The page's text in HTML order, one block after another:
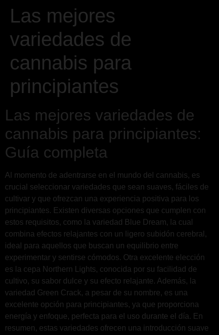
Las mejores
variedades de
cannabis para
principiantes
Las mejores variedades de
cannabis para principiantes:
Guía completa
Al momento de adentrarse en el mundo del cannabis, es
crucial seleccionar variedades que sean suaves, fáciles de
cultivar y que ofrezcan una experiencia positiva para los
principiantes. Existen diversas opciones que cumplen con
estos requisitos, como la variedad Blue Dream, la cual
combina efectos relajantes con un ligero subidón cerebral,
ideal para aquellos que buscan un equilibrio entre
experimentar y sentirse cómodos. Otra excelente elección
es la cepa Northern Lights, conocida por su facilidad de
cultivo, su sabor dulce y su efecto relajante. Además, la
variedad Green Crack, a pesar de su nombre, es una
excelente opción para principiantes, ya que proporciona
energía y enfoque, perfecta para el uso durante el día. En
resumen, estas variedades ofrecen una introducción suave